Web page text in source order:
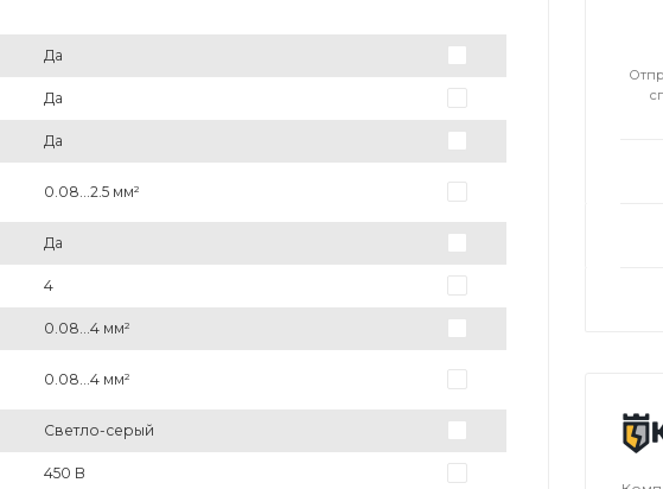
Да
Да
Да
0.08...2.5 мм²
Да
4
0.08...4 мм²
0.08...4 мм²
Светло-серый
450 В